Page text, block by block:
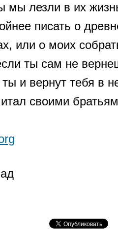
мы лезли в их
писать о
или о моих
ты сам не
и вернут тебя в
своими